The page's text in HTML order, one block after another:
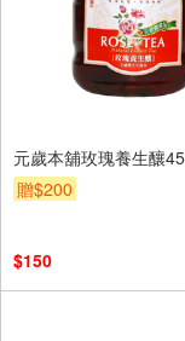
元歲本舖玫瑰養生釀
贈$200
$150